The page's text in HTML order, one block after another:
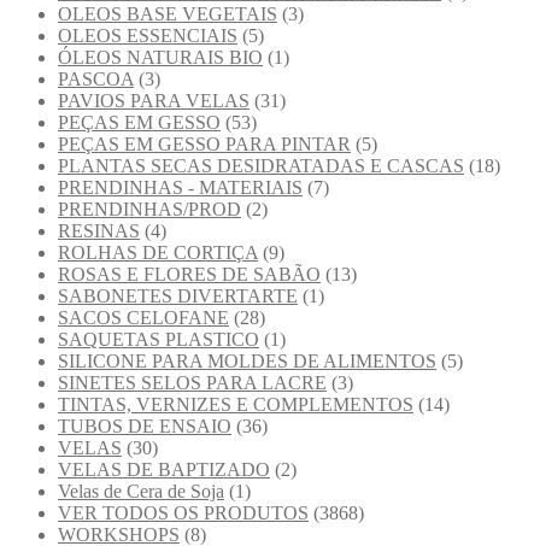
OLEOS BASE VEGETAIS (3)
OLEOS ESSENCIAIS (5)
ÓLEOS NATURAIS BIO (1)
PASCOA (3)
PAVIOS PARA VELAS (31)
PEÇAS EM GESSO (53)
PEÇAS EM GESSO PARA PINTAR (5)
PLANTAS SECAS DESIDRATADAS E CASCAS (18)
PRENDINHAS - MATERIAIS (7)
PRENDINHAS/PROD (2)
RESINAS (4)
ROLHAS DE CORTIÇA (9)
ROSAS E FLORES DE SABÃO (13)
SABONETES DIVERTARTE (1)
SACOS CELOFANE (28)
SAQUETAS PLASTICO (1)
SILICONE PARA MOLDES DE ALIMENTOS (5)
SINETES SELOS PARA LACRE (3)
TINTAS, VERNIZES E COMPLEMENTOS (14)
TUBOS DE ENSAIO (36)
VELAS (30)
VELAS DE BAPTIZADO (2)
Velas de Cera de Soja (1)
VER TODOS OS PRODUTOS (3868)
WORKSHOPS (8)